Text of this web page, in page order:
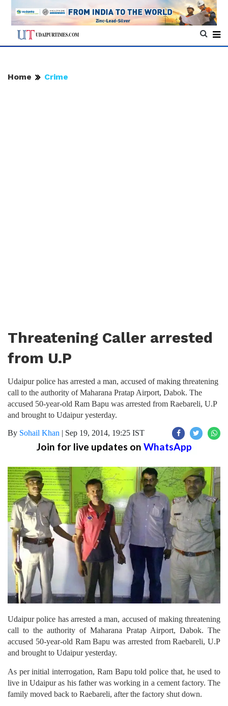
Home Crime
Threatening Caller arrested
from U.P
Udaipur police has arrested a man, accused of making threatening
call to the authority of Maharana Pratap Airport, Dabok. The
accused 50-year-old Ram Bapu was arrested from Raebareli, U.P
and brought to Udaipur yesterday.
By Sohail Khan | Sep 19, 2014, 19:25 IST
Join for live updates on WhatsApp
Udaipur police has arrested a man, accused of making threatening
call to the authority of Maharana Pratap Airport, Dabok. The
accused 50-year-old Ram Bapu was arrested from Raebareli, U.P
and brought to Udaipur yesterday.
As per initial interrogation, Ram Bapu told police that, he used to
live in Udaipur as his father was working in a cement factory. The
family moved back to Raebareli, after the factory shut down.